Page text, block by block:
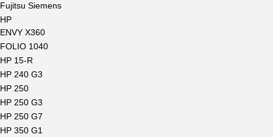
Fujitsu Siemens
HP
ENVY X360
FOLIO 1040
HP 15-R
HP 240 G3
HP 250
HP 250 G3
HP 250 G7
HP 350 G1